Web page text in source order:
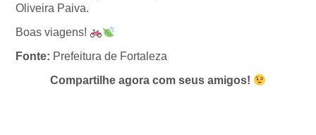
Oliveira Paiva.
Boas viagens!
Fonte: Prefeitura de Fortaleza
Compartilhe agora com seus amigos!